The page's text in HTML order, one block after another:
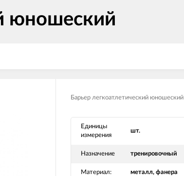
юношеский
Барьер легкоатлетический юношеский
Единицы
измерения
шт.
Назначение тренировочный
Материал: металл, фанера